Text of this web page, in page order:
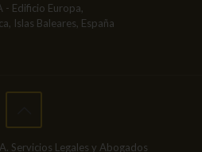
- Edificio Europa,
Islas Baleares, España
Servicios Legales y Abogados